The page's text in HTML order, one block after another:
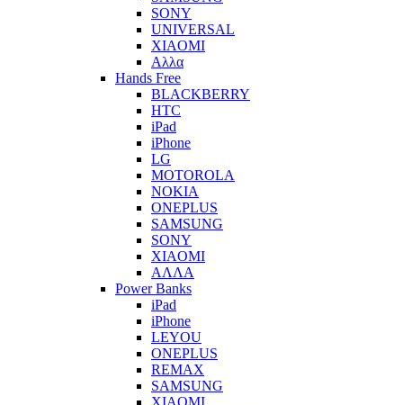
SONY
UNIVERSAL
XIAOMI
Αλλα
Hands Free
BLACKBERRY
HTC
iPad
iPhone
LG
MOTOROLA
NOKIA
ONEPLUS
SAMSUNG
SONY
XIAOMI
ΑΛΛΑ
Power Banks
iPad
iPhone
LEYOU
ONEPLUS
REMAX
SAMSUNG
XIAOMI